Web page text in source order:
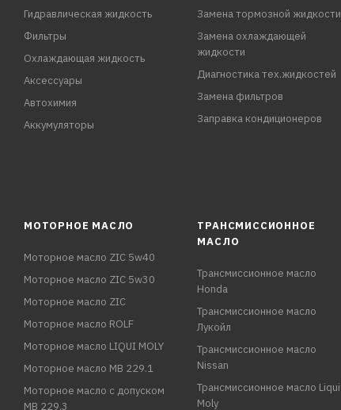
Гидравлическая жидкость
Фильтры
Охлаждающая жидкость
Аксессуары
Автохимия
Аккумуляторы
Замена тормозной жидкости
Замена охлаждающей
жидкости
Диагностика тех.жидкостей
Замена фильтров
Заправка кондиционеров
МОТОРНОЕ МАСЛО
Моторное масло ZIC 5w40
Моторное масло ZIC 5w30
Моторное масло ZIC
Моторное масло ROLF
Моторное масло LIQUI MOLY
Моторное масло MB 229.1
Моторное масло с допуском
MB 229.3
ТРАНСМИССИОННОЕ
МАСЛО
Трансмиссионное масло
Honda
Трансмиссионное масло
Лукойл
Трансмиссионное масло
Nissan
Трансмиссионное масло Liqui
Moly